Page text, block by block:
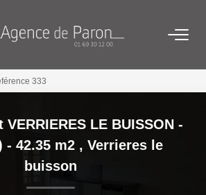
ACHETER
BIENS VENDUS
333
LE BUISSON -
- 42.35 m2 , Verrieres le
buisson